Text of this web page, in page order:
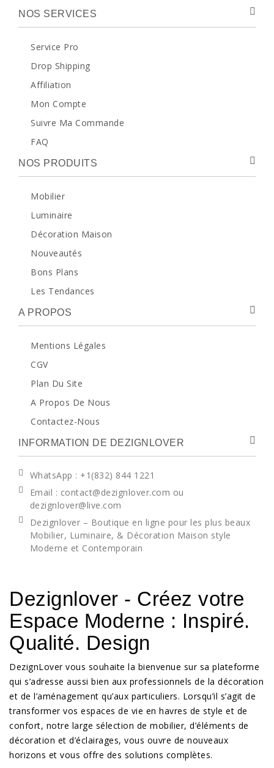
NOS SERVICES
Service Pro
Drop Shipping
Affiliation
Mon Compte
Suivre Ma Commande
FAQ
NOS PRODUITS
Mobilier
Luminaire
Décoration Maison
Nouveautés
Bons Plans
Les Tendances
A PROPOS
Mentions Légales
CGV
Plan Du Site
A Propos De Nous
Contactez-Nous
INFORMATION DE DEZIGNLOVER
WhatsApp : +1(832) 844 1221
Email : contact@dezignlover.com ou
dezignlover@live.com
Dezignlover – Boutique en ligne pour les plus beaux
Mobilier, Luminaire, & Décoration Maison style
Moderne et Contemporain
Dezignlover - Créez votre
Espace Moderne : Inspiré.
Qualité. Design
DezignLover vous souhaite la bienvenue sur sa plateforme
qui s’adresse aussi bien aux professionnels de la décoration
et de l’aménagement qu’aux particuliers. Lorsqu’il s’agit de
transformer vos espaces de vie en havres de style et de
confort, notre large sélection de mobilier, d’éléments de
décoration et d’éclairages, vous ouvre de nouveaux
horizons et vous offre des solutions complètes.